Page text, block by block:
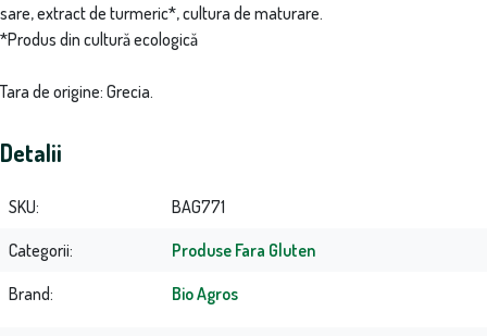
sare, extract de turmeric*, cultura de maturare.
*Produs din cultură ecologică
Tara de origine: Grecia.
Detalii
SKU
BAG771
Categorii
Produse Fara Gluten
Brand
Bio Agros